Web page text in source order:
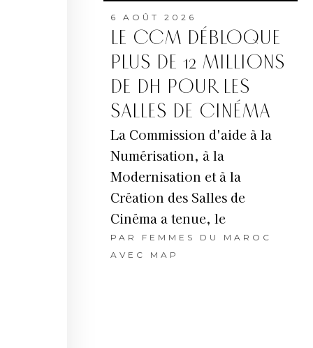
6 AOÛT 2026
LE CCM DÉBLOQUE
PLUS DE 12 MILLIONS
DE DH POUR LES
SALLES DE CINÉMA
La Commission d'aide à la
Numérisation, à la
Modernisation et à la
Création des Salles de
Cinéma a tenue, le
PAR FEMMES DU MAROC
AVEC MAP